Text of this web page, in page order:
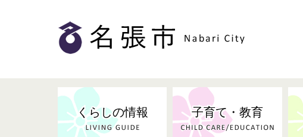
くらしの情報 子育て・教育